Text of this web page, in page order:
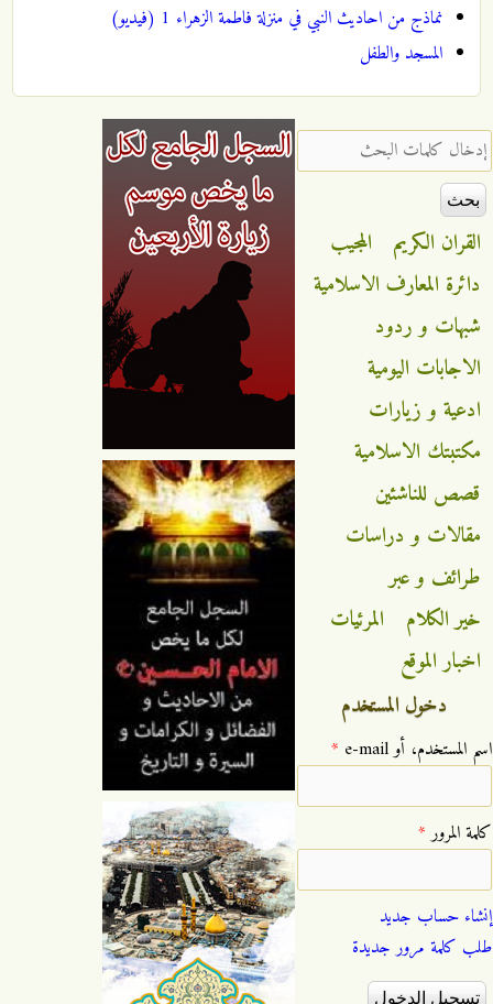
نماذج من احاديث النبي في منزلة فاطمة الزهراء 1 (فيديو)
المسجد والطفل
‏إدخال كلمات البحث ‏
القران الكريم
المجيب
دائرة المعارف الاسلامية
شبهات و ردود
الاجابات اليومية
ادعية و زيارات
مكتبتك الاسلامية
قصص للناشئين
مقالات و دراسات
طرائف و عبر
خير الكلام
المرئيات
اخبار الموقع
دخول المستخدم
‏اسم المستخدم، أو e-mail ‏ *
‏كلمة المرور ‏*
إنشاء حساب جديد
طلب كلمة مرور جديدة